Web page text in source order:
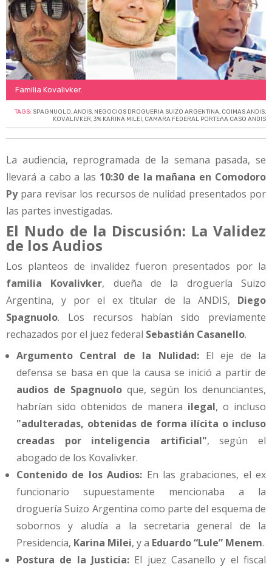
Familia Kovalivker.
TAGS: SPAGNUOLO,ANDIS, NEGOCIOS DROGUERIA SUIZO ARGENTINA, COIMAS ANDIS,
KOVALIVKER,3% KARINA MILEI , CAMARA FEDERAL PORTEñA CASO ANDIS
La audiencia, reprogramada de la semana pasada, se
llevará a cabo a las 10:30 de la mañana en Comodoro
Pypara revisar los recursos de nulidad presentados por
las partes investigadas.
El Nudo de la Discusión: La Validez
de los Audios
Los planteos de invalidez fueron presentados por la
familia Kovalivker, dueña de la droguería Suizo
Argentina, y por el ex titular de la ANDIS, Diego
Spagnuolo. Los recursos habían sido previamente
rechazados por el juez federal Sebastián Casanello.
Argumento Central de la Nulidad:El eje de la
defensa se basa en que la causa se inició a partir de
audios de Spagnuoloque, según los denunciantes,
habrían sido obtenidos de manera ilegal, o incluso
"adulteradas, obtenidas de forma ilícita o incluso
creadas por inteligencia artificial", según el
abogado de los Kovalivker.
Contenido de los Audios: En las grabaciones, el ex
funcionario supuestamente mencionaba a la
droguería Suizo Argentina como parte del esquema de
sobornos y aludía a la secretaria general de la
Presidencia, Karina Milei, y a Eduardo “Lule” Menem.
Postura de la Justicia: El juez Casanello y el fiscal